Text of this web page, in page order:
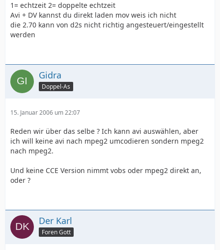
1= echtzeit 2= doppelte echtzeit
Avi + DV kannst du direkt laden mov weis ich nicht
die 2.70 kann von d2s nicht richtig angesteuert/eingestellt
werden
Gidra
Doppel-As
15. Januar 2006 um 22:07
Reden wir über das selbe ? Ich kann avi auswählen, aber
ich will keine avi nach mpeg2 umcodieren sondern mpeg2
nach mpeg2.
Und keine CCE Version nimmt vobs oder mpeg2 direkt an,
oder ?
Der Karl
Foren Gott